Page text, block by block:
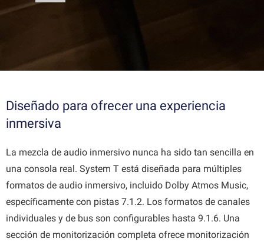
Diseñado para ofrecer una experiencia
inmersiva
La mezcla de audio inmersivo nunca ha sido tan sencilla en
una consola real. System T está diseñada para múltiples
formatos de audio inmersivo, incluido Dolby Atmos Music,
específicamente con pistas 7.1.2. Los formatos de canales
individuales y de bus son configurables hasta 9.1.6. Una
sección de monitorización completa ofrece monitorización